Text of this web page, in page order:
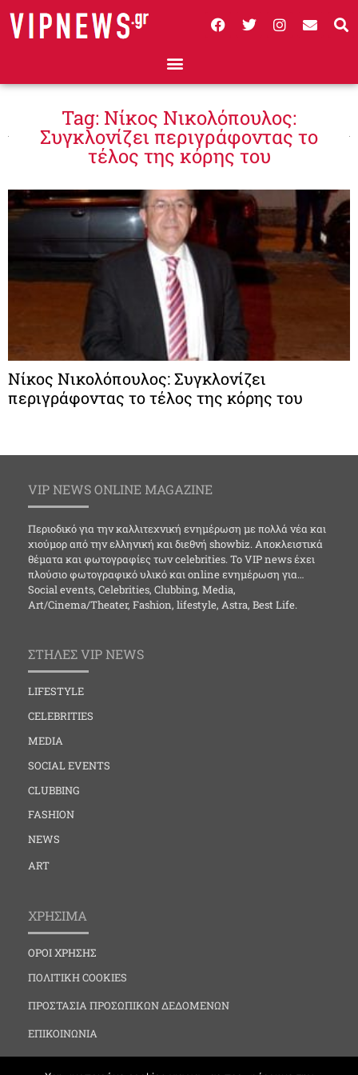
Tag: Νίκος Νικολόπουλος:
Συγκλονίζει περιγράφοντας το
τέλος της κόρης του
Νίκος Νικολόπουλος: Συγκλονίζει
περιγράφοντας το τέλος της κόρης του
VIP NEWS ONLINE MAGAZINE
Περιοδικό για την καλλιτεχνική ενημέρωση με πολλά νέα και
χιούμορ από την ελληνική και διεθνή showbiz. Αποκλειστικά
θέματα και φωτογραφίες των celebrities. Το VIP news έχει
πλούσιο φωτογραφικό υλικό και online ενημέρωση για…
Social events, Celebrities, Clubbing, Media,
Art/Cinema/Theater, Fashion, lifestyle, Astra, Best Life.
ΣΤΗΛΕΣ VIP NEWS
LIFESTYLE
CELEBRITIES
MEDIA
SOCIAL EVENTS
CLUBBING
FASHION
NEWS
ART
ΧΡΗΣΙΜΑ
ΟΡΟΙ ΧΡΗΣΗΣ
ΠΟΛΙΤΙΚΗ COOKIES
ΠΡΟΣΤΑΣΙΑ ΠΡΟΣΩΠΙΚΩΝ ΔΕΔΟΜΕΝΩΝ
ΕΠΙΚΟΙΝΩΝΙΑ